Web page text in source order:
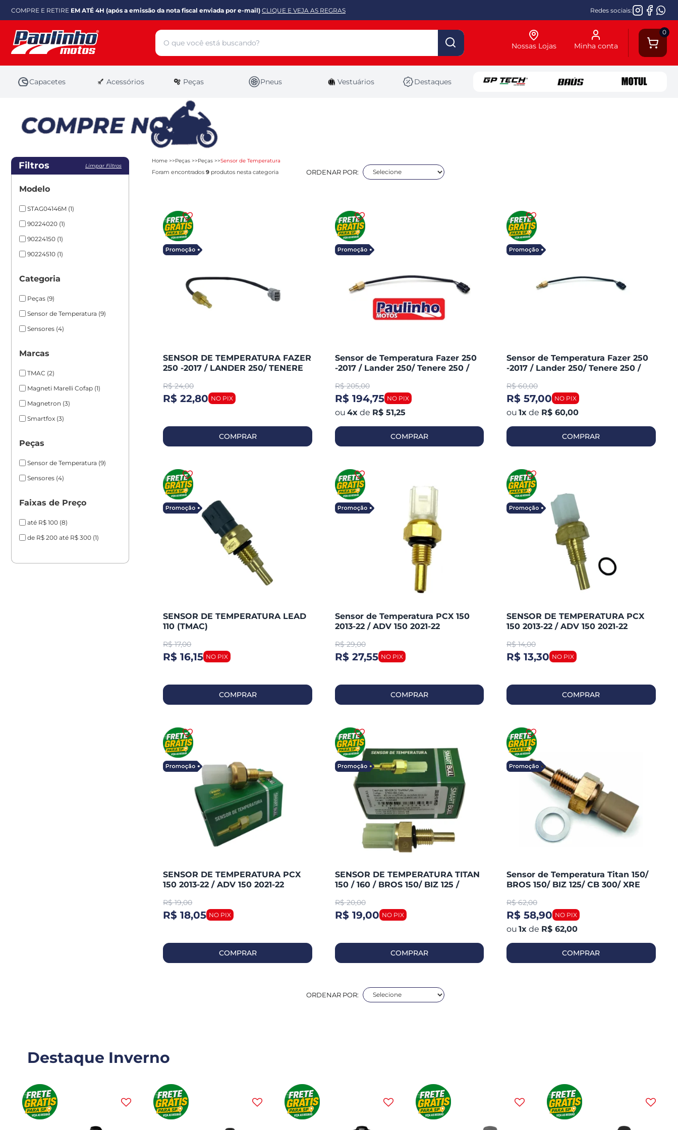
COMPRE E RETIRE EM ATÉ 4H (após a emissão da nota fiscal enviada por e-mail) CLIQUE E VEJA AS REGRAS Redes sociais:
0
Minha conta
Nossas Lojas
Capacetes Acessórios Peças Pneus Vestuários Destaques
Filtros Limpar Filtros
Modelo
STAG04146M (1)
90224020 (1)
90224150 (1)
90224510 (1)
Categoria
Peças (9)
Sensor de Temperatura (9)
Sensores (4)
Marcas
TMAC (2)
Magneti Marelli Cofap (1)
Magnetron (3)
Smartfox (3)
Peças
Sensor de Temperatura (9)
Sensores (4)
Faixas de Preço
até R$ 100 (8)
de R$ 200 até R$ 300 (1)
Home Peças Peças Sensor de Temperatura
Foram encontrados 9 produtos nesta categoria ORDENAR POR:
SENSOR DE TEMPERATURA FAZER
250 -2017 / LANDER 250/ TENERE
R$ 24,00
R$ 22,80
COMPRAR
Sensor de Temperatura Fazer 250
-2017 / Lander 250/ Tenere 250 /
R$ 205,00
R$ 194,75
4x de R$ 51,25
COMPRAR
Sensor de Temperatura Fazer 250
-2017 / Lander 250/ Tenere 250 /
90224510
R$ 60,00
R$ 57,00
1x de R$ 60,00
COMPRAR
SENSOR DE TEMPERATURA LEAD
110 (TMAC)
R$ 17,00
R$ 16,15
COMPRAR
Sensor de Temperatura PCX 150
2013-22 / ADV 150 2021-22
R$ 29,00
R$ 27,55
COMPRAR
SENSOR DE TEMPERATURA PCX
150 2013-22 / ADV 150 2021-22
R$ 14,00
R$ 13,30
COMPRAR
SENSOR DE TEMPERATURA PCX
150 2013-22 / ADV 150 2021-22
R$ 19,00
R$ 18,05
COMPRAR
SENSOR DE TEMPERATURA TITAN
150 / 160 / BROS 150/ BIZ 125 /
R$ 20,00
R$ 19,00
COMPRAR
Sensor de Temperatura Titan 150/
BROS 150/ BIZ 125/ CB 300/ XRE
9022
R$ 62,00
R$ 58,90
1x de R$ 62,00
COMPRAR
ORDENAR POR:
Destaque Inverno